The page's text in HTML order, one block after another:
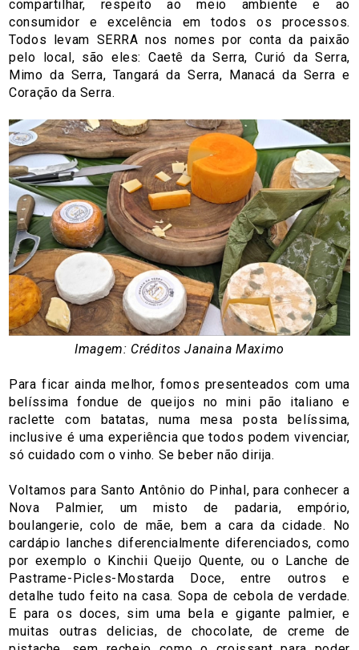
compartilhar, respeito ao meio ambiente e ao
consumidor e excelência em todos os processos.
Todos levam SERRA nos nomes por conta da paixão
pelo local, são eles: Caetê da Serra, Curió da Serra,
Mimo da Serra, Tangará da Serra, Manacá da Serra e
Coração da Serra.
Imagem: Créditos Janaina Maximo
Para ficar ainda melhor, fomos presenteados com uma
belíssima fondue de queijos no mini pão italiano e
raclette com batatas, numa mesa posta belíssima,
inclusive é uma experiência que todos podem vivenciar,
só cuidado com o vinho. Se beber não dirija.
Voltamos para Santo Antônio do Pinhal, para conhecer a
Nova Palmier, um misto de padaria, empório,
boulangerie, colo de mãe, bem a cara da cidade. No
cardápio lanches diferencialmente diferenciados, como
por exemplo o Kinchii Queijo Quente, ou o Lanche de
Pastrame-Picles-Mostarda Doce, entre outros e
detalhe tudo feito na casa. Sopa de cebola de verdade.
E para os doces, sim uma bela e gigante palmier, e
muitas outras delicias, de chocolate, de creme de